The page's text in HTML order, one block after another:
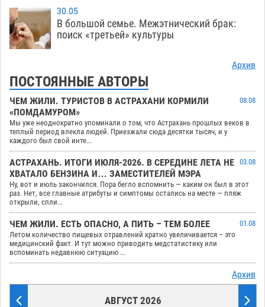
30.05
В большой семье. Межэтнический брак:
поиск «третьей» культуры
Архив
ПОСТОЯННЫЕ АВТОРЫ
ЧЕМ ЖИЛИ. ТУРИСТОВ В АСТРАХАНИ КОРМИЛИ
«ПОМДАМУРОМ»
08.08
Мы уже неоднократно упоминали о том, что Астрахань прошлых веков в
теплый период влекла людей. Приезжали сюда десятки тысяч, и у
каждого был свой инте...
АСТРАХАНЬ. ИТОГИ ИЮЛЯ-2026. В СЕРЕДИНЕ ЛЕТА НЕ
ХВАТАЛО БЕНЗИНА И… ЗАМЕСТИТЕЛЕЙ МЭРА
03.08
Ну, вот и июль закончился. Пора бегло вспомнить — каким он был в этот
раз. Нет, все главные атрибуты и симптомы остались на месте — пляж
открыли, спли...
ЧЕМ ЖИЛИ. ЕСТЬ ОПАСНО, А ПИТЬ – ТЕМ БОЛЕЕ
01.08
Летом количество пищевых отравлений кратно увеличивается – это
медицинский факт. И тут можно приводить медстатистику или
вспоминать недавнюю ситуацию ...
Архив
АВГУСТ 2026